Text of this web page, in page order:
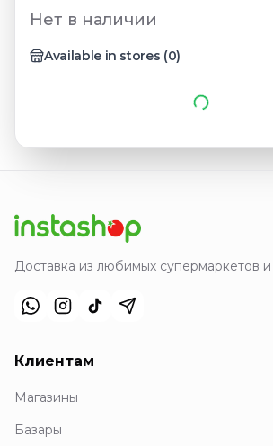
Нет в наличии
Available in stores (0)
Доставка из любимых супермаркетов и
Клиентам
Магазины
Базары